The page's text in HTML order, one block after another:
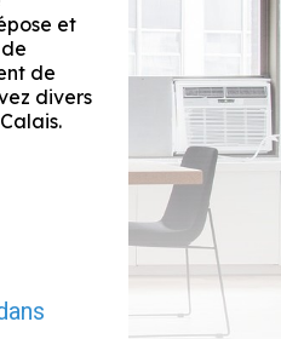
et
de
divers
.